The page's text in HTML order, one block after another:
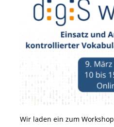
Wir laden ein zum Workshop